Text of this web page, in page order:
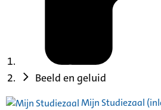
Beeld en geluid
Mijn Studiezaal